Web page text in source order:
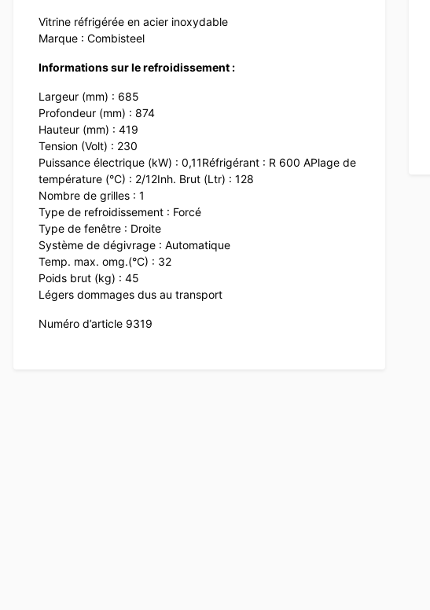
Vitrine réfrigérée en acier inoxydable
Marque : Combisteel
Informations sur le refroidissement :
Largeur (mm) : 685
Profondeur (mm) : 874
Hauteur (mm) : 419
Tension (Volt) : 230
Puissance électrique (kW) : 0,11Réfrigérant : R 600 APlage de
température (°C) : 2/12Inh. Brut (Ltr) : 128
Nombre de grilles : 1
Type de refroidissement : Forcé
Type de fenêtre : Droite
Système de dégivrage : Automatique
Temp. max. omg.(°C) : 32
Poids brut (kg) : 45
Légers dommages dus au transport
Numéro d’article 9319